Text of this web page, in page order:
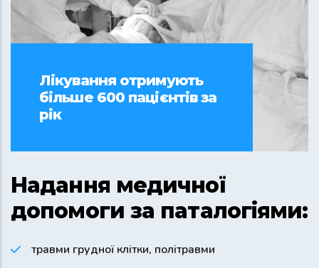
Лікування отримують
більше 600 пацієнтів за
рік
Надання медичної
допомоги за паталогіями:
травми грудної клітки, політравми